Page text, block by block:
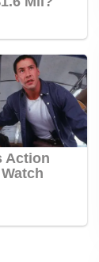
Indonesia 3-
Gagal
Kandang
2026